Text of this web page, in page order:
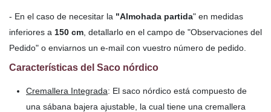
- En el caso de necesitar la "Almohada partida" en medidas
inferiores a 150 cm, detallarlo en el campo de "Observaciones del
Pedido" o enviarnos un e-mail con vuestro número de pedido.
Características del Saco nórdico
Cremallera Integrada: El saco nórdico está compuesto de
una sábana bajera ajustable, la cual tiene una cremallera